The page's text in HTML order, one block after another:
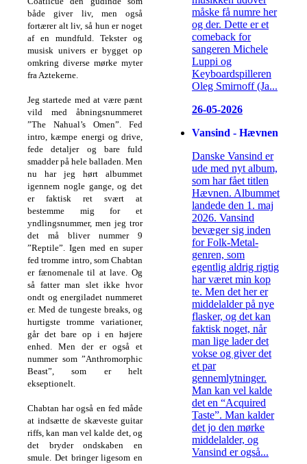
både giver liv, men også
fortærer alt liv, så hun er noget
af en mundfuld. Tekster og
musisk univers er bygget op
omkring diverse mørke myter
fra Aztekerne.
Jeg startede med at være pænt
vild med åbningsnummeret
”The Nahual’s Omen”. Fed
intro, kæmpe energi og drive,
fede detaljer og bare fuld
smadder på hele balladen. Men
nu har jeg hørt albummet
igennem nogle gange, og det
er faktisk ret svært at
bestemme mig for et
yndlingsnummer, men jeg tror
det må bliver nummer 9
”Reptile”. Igen med en super
fed tromme intro, som Chabtan
er fænomenale til at lave. Og
så fatter man slet ikke hvor
ondt og energiladet nummeret
er. Med de tungeste breaks, og
hurtigste tromme variationer,
går det bare op i en højere
enhed. Men der er også et
nummer som ”Anthromorphic
Beast”, som er helt
ekseptionelt.
Chabtan har også en fed måde
at indsætte de skæveste guitar
riffs, kan man vel kalde det, og
det bryder ondskaben en
smule. Det bringer ligesom en
måske få numre her
og der. Dette er et
comeback for
sangeren Michele
Luppi og
Keyboardspilleren
Oleg Smirnoff (Ja...
26-05-2026
Vansind - Hævnen
Danske Vansind er
ude med nyt album,
som har fået titlen
Hævnen. Albummet
landede den 1. maj
2026. Vansind
bevæger sig inden
for Folk-Metal-
genren, som
egentlig aldrig rigtig
har været min kop
te. Men det her er
middelalder på nye
flasker, og det kan
faktisk noget, når
man lige lader det
vokse og giver det
et par
gennemlytninger.
Man kan vel kalde
det en “Acquired
Taste”. Man kalder
det jo den mørke
middelalder, og
Vansind er også...